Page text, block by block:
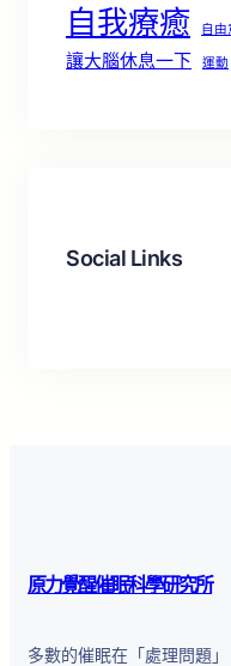
自我療癒 自由
讓大腦休息一下 運動
Social Links
原力覺醒催眠科學研究所
多數的催眠在「處理問題